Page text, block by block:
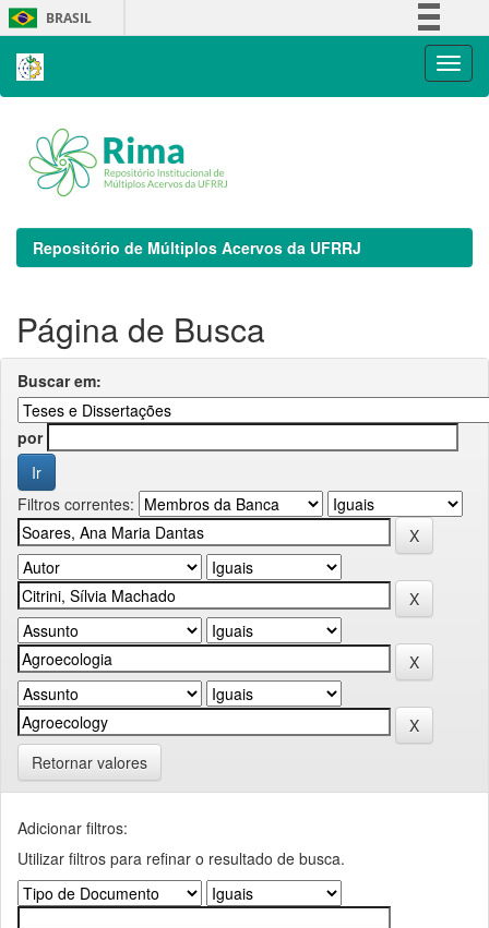
Skip
navigation
BRASIL
Repositório de Múltiplos Acervos da UFRRJ
Página de Busca
Buscar em:
por
Filtros correntes:
Retornar valores
Adicionar filtros:
Utilizar filtros para refinar o resultado de busca.